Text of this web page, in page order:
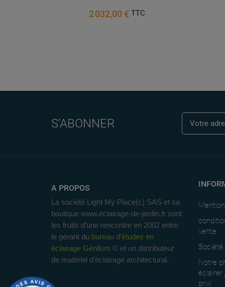
2 032,00 €TTC
S’ABONNER
A PROPOS
La société Light My Place(c) SAS et sa
boutique www.éclairage-de-jardin.fr sont
les fruits d’une rencontre en 2002 entre
le gérant du bureau d’études en
éclairage Génilum © et un distributeur
de matériel d’éclairage architectural.
vente
Société
Notre
éclairer
prix!